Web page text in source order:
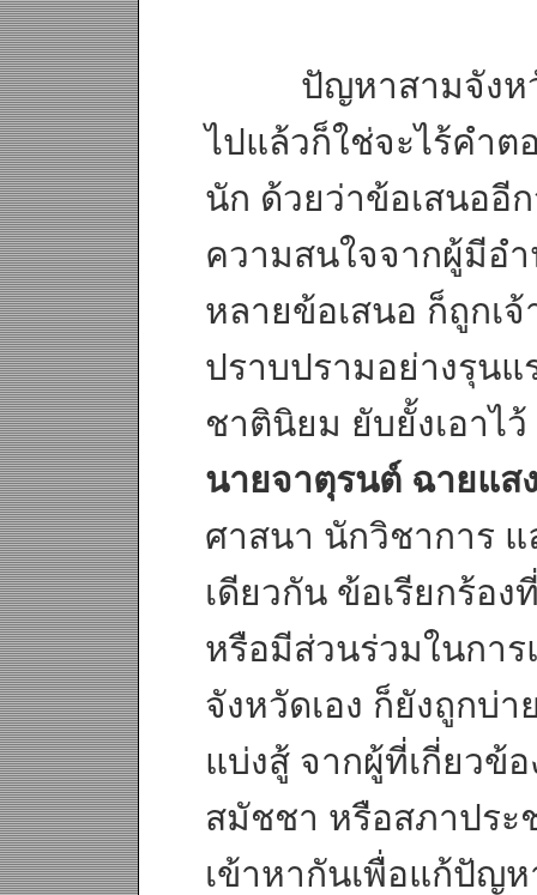
ปัญหาสามจังหวัด
ไปแล้วก็ใช่จะไร้คำต
นัก ด้วยว่าข้อเสนออี
ความสนใจจากผู้มีอ
หลายข้อเสนอ ก็ถูกเ
ปราบปรามอย่างรุน
ชาตินิยม ยับยั้งเอาไ
นายจาตุรนต์ ฉายแส
ศาสนา นักวิชาการ
เดียวกัน ข้อเรียกร้อ
หรือมีส่วนร่วมในกา
จังหวัดเอง ก็ยังถูกบ่
แบ่งสู้ จากผู้ที่เกี่ยวข้
สมัชชา หรือสภาปร
เข้าหากันเพื่อแก้ปัญ